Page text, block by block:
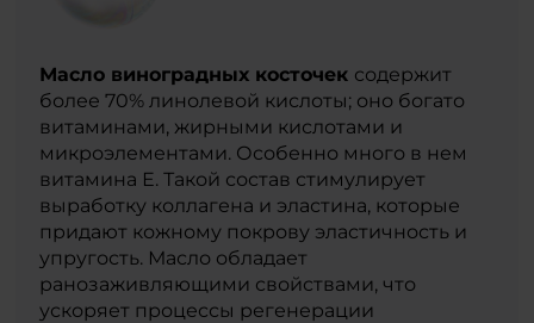
Масло виноградных косточек содержит
более 70% линолевой кислоты; оно богато
витаминами, жирными кислотами и
микроэлементами. Особенно много в нем
витамина Е. Такой состав стимулирует
выработку коллагена и эластина, которые
придают кожному покрову эластичность и
упругость. Масло обладает
ранозаживляющими свойствами, что
ускоряет процессы регенерации